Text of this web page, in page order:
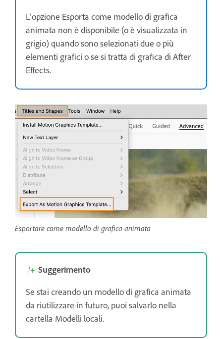
L’opzione Esporta come modello di grafica
animata non è disponibile (o è visualizzata in
grigio) quando sono selezionati due o più
elementi grafici o se si tratta di grafica di After
Effects.
Esportare come modello di grafica animata
Suggerimento
Se stai creando un modello di grafica animata
da riutilizzare in futuro, puoi salvarlo nella
cartella Modelli locali.